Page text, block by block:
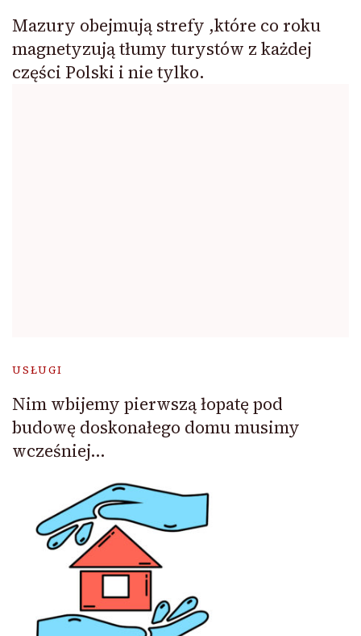
Mazury obejmują strefy ,które co roku
magnetyzują tłumy turystów z każdej
części Polski i nie tylko.
USŁUGI
Nim wbijemy pierwszą łopatę pod
budowę doskonałego domu musimy
wcześniej…